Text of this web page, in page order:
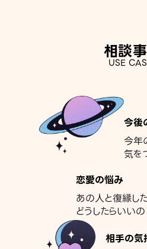
相談
USE
今後
今年
気を
恋愛の悩み
あの人と復縁し
どうしたらいいの
相手の気